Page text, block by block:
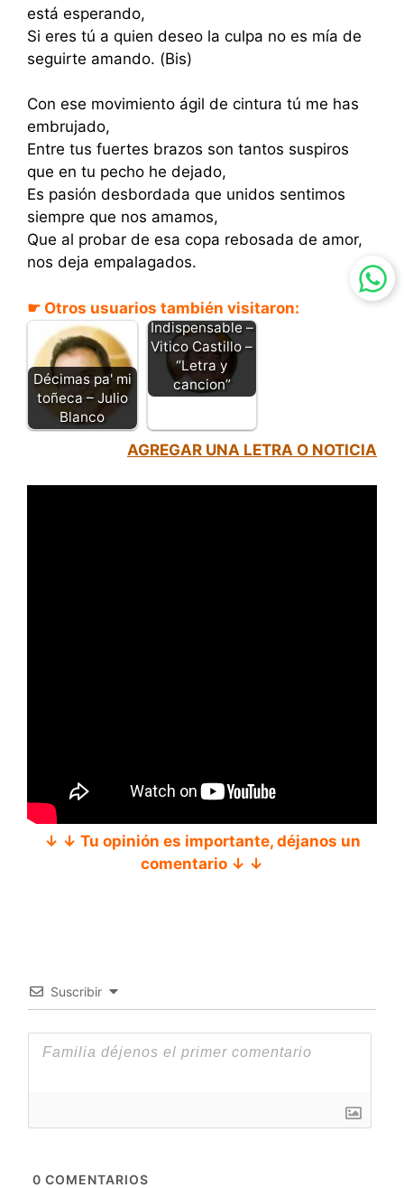
está esperando,
Si eres tú a quien deseo la culpa no es mía de
seguirte amando. (Bis)
Con ese movimiento ágil de cintura tú me has
embrujado,
Entre tus fuertes brazos son tantos suspiros
que en tu pecho he dejado,
Es pasión desbordada que unidos sentimos
siempre que nos amamos,
Que al probar de esa copa rebosada de amor,
nos deja empalagados.
☛ Otros usuarios también visitaron:
Décimas pa' mi
toñeca – Julio
Blanco
La
Indispensable –
Vitico Castillo –
“Letra y
cancion”
AGREGAR UNA LETRA O NOTICIA
↓ ↓ Tu opinión es importante, déjanos un
comentario ↓ ↓
Suscribir
0 COMENTARIOS